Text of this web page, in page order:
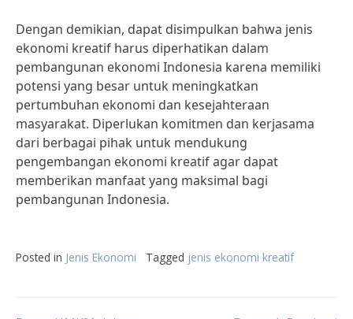
Dengan demikian, dapat disimpulkan bahwa jenis
ekonomi kreatif harus diperhatikan dalam
pembangunan ekonomi Indonesia karena memiliki
potensi yang besar untuk meningkatkan
pertumbuhan ekonomi dan kesejahteraan
masyarakat. Diperlukan komitmen dan kerjasama
dari berbagai pihak untuk mendukung
pengembangan ekonomi kreatif agar dapat
memberikan manfaat yang maksimal bagi
pembangunan Indonesia.
Posted in Jenis Ekonomi Tagged jenis ekonomi kreatif